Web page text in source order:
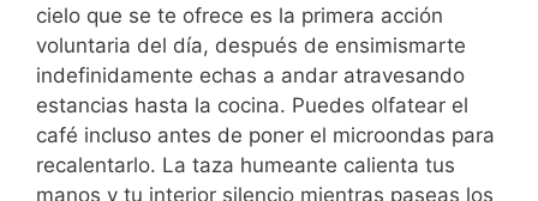
cielo que se te ofrece es la primera acción
voluntaria del día, después de ensimismarte
indefinidamente echas a andar atravesando
estancias hasta la cocina. Puedes olfatear el
café incluso antes de poner el microondas para
recalentarlo. La taza humeante calienta tus
manos y tu interior silencio mientras paseas los